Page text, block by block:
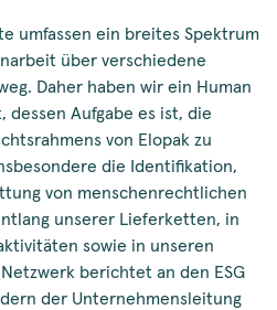
umfassen ein breites Spektrum
über verschiedene
Daher haben wir ein Human
Aufgabe es ist, die
von Elopak zu
die Identifikation,
von menschenrechtlichen
unserer Lieferketten, in
sowie in unseren
berichtet an den ESG
der Unternehmensleitung